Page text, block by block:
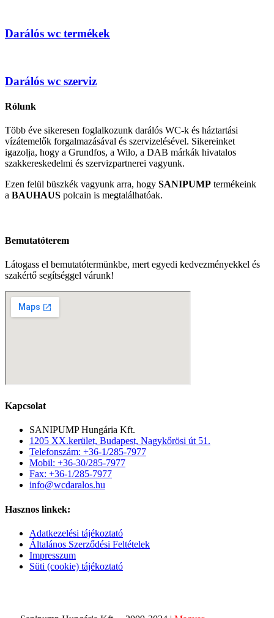
Darálós wc termékek
Darálós wc szerviz
Rólunk
Több éve sikeresen foglalkozunk darálós WC-k és háztartási
vízátemelők forgalmazásával és szervizelésével. Sikereinket
igazolja, hogy a Grundfos, a Wilo, a DAB márkák hivatalos
szakkereskedelmi és szervizpartnerei vagyunk.
Ezen felül büszkék vagyunk arra, hogy SANIPUMP termékeink
a BAUHAUS polcain is megtalálhatóak.
Bemutatóterem
Látogass el bemutatótermünkbe, mert egyedi kedvezményekkel és
szakértő segítséggel várunk!
Kapcsolat
SANIPUMP Hungária Kft.
1205 XX.kerület, Budapest, Nagykőrösi út 51.
Telefonszám: +36-1/285-7977
Mobil: +36-30/285-7977
Fax: +36-1/285-7977
info@wcdaralos.hu
Hasznos linkek:
Adatkezelési tájékoztató
Általános Szerződési Feltételek
Impresszum
Süti (cookie) tájékoztató